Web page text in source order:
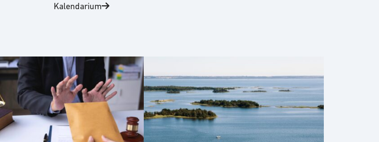
Kalendarium